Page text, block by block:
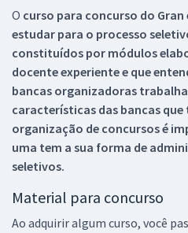
O curso para concurso do
estudar para o processo
constituídos por módulos
docente experiente e que
bancas organizadoras
características das bancas
organização de concursos é
uma tem a sua forma de
seletivos.
Material para concurso
Ao adquirir algum curso, você